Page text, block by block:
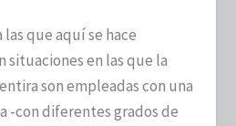
las que aquí se hace
situaciones en las que la
son empleadas con una
-con diferentes grados de